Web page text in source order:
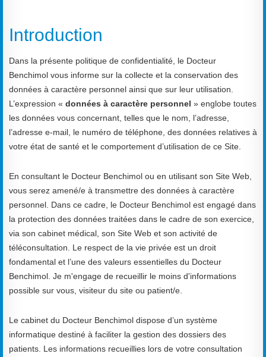
Introduction
Dans la présente politique de confidentialité, le Docteur
Benchimol vous informe sur la collecte et la conservation des
données à caractère personnel ainsi que sur leur utilisation.
L’expression « données à caractère personnel » englobe toutes
les données vous concernant, telles que le nom, l’adresse,
l’adresse e-mail, le numéro de téléphone, des données relatives à
votre état de santé et le comportement d’utilisation de ce Site.
En consultant le Docteur Benchimol ou en utilisant son Site Web,
vous serez amené/e à transmettre des données à caractère
personnel. Dans ce cadre, le Docteur Benchimol est engagé dans
la protection des données traitées dans le cadre de son exercice,
via son cabinet médical, son Site Web et son activité de
téléconsultation. Le respect de la vie privée est un droit
fondamental et l’une des valeurs essentielles du Docteur
Benchimol. Je m'engage de recueillir le moins d'informations
possible sur vous, visiteur du site ou patient/e.
Le cabinet du Docteur Benchimol dispose d’un système
informatique destiné à faciliter la gestion des dossiers des
patients. Les informations recueillies lors de votre consultation